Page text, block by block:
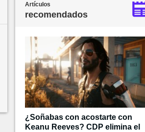
Artículos
recomendados
¿Soñabas con acostarte con
Keanu Reeves? CDP elimina el